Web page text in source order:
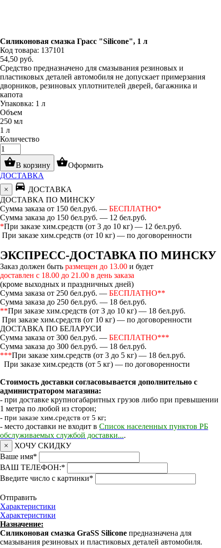
Силиконовая смазка Грасс "Silicone", 1 л
Код товара: 137101
54,50 руб.
Средство предназначено для смазывания резиновых и
пластиковых деталей автомобиля не допускает примерзания
дворников, резиновых уплотнителей дверей, багажника и
капота
Упаковка: 1 л
Объем
250 мл
1 л
Количество
shopping_basketВ корзину shopping_basketОформить
ДОСТАВКА
×
directions_car ДОСТАВКА
ДОСТАВКА ПО МИНСКУ
Сумма заказа от 150 бел.руб. — БЕСПЛАТНО*
Сумма заказа до 150 бел.руб. — 12 бел.руб.
*При заказе хим.средств (от 3 до 10 кг) — 12 бел.руб.
При заказе хим.средств (от 10 кг) — по договоренности
ЭКСПРЕСС-ДОСТАВКА ПО МИНСКУ
Заказ должен быть размещен до 13.00 и будет
доставлен с 18.00 до 21.00 в день заказа
(кроме выходных и праздничных дней)
Сумма заказа от 250 бел.руб. — БЕСПЛАТНО**
Сумма заказа до 250 бел.руб. — 18 бел.руб.
**При заказе хим.средств (от 3 до 10 кг) — 18 бел.руб.
При заказе хим.средств (от 10 кг) — по договоренности
ДОСТАВКА ПО БЕЛАРУСИ
Сумма заказа от 300 бел.руб. — БЕСПЛАТНО***
Сумма заказа до 300 бел.руб. — 18 бел.руб.
***При заказе хим.средств (от 3 до 5 кг) — 18 бел.руб.
При заказе хим.средств (от 5 кг) — по договоренности
Стоимость доставки согласовывается дополнительно с
администратором магазина:
- при доставке крупногабаритных грузов либо при превышении
1 метра по любой из сторон;
- при заказе хим.средств от 5 кг;
- место доставки не входит в Список населенных пунктов РБ
обслуживаемых службой доставки....
×
ХОЧУ СКИДКУ
Ваше имя*
ВАШ ТЕЛЕФОН:*
Введите число с картинки*
Отправить
Характеристики
Характеристики
Назначение:
Силиконовая смазка GraSS Silicone предназначена для
смазывания резиновых и пластиковых деталей автомобиля.